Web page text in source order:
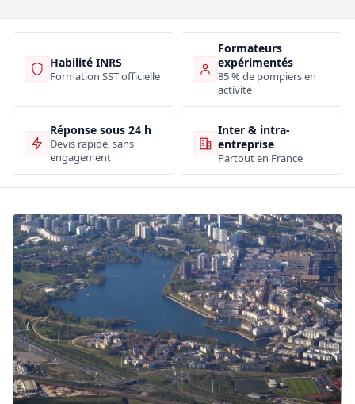
Habilité INRS
Formation SST officielle
Formateurs
expérimentés
85 % de pompiers en
activité
Réponse sous 24 h
Devis rapide, sans
engagement
Inter & intra-
entreprise
Partout en France